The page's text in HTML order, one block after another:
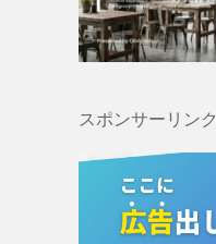
スポンサーリンク